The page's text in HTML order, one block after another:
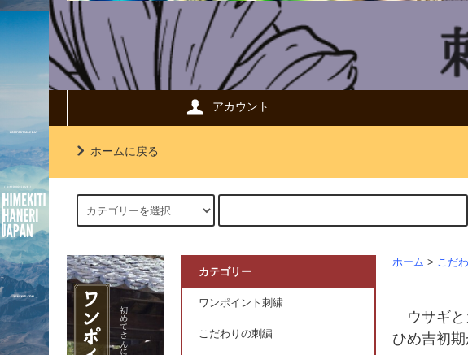
アカウント
ホームに戻る
ホーム > こだ
ウサギと
ひめ吉初
カテゴリー
ワンポイント刺繍
こだわりの刺繍